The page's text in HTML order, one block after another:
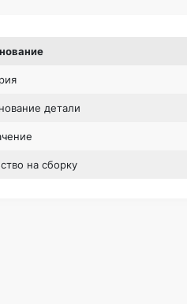
детали
на сборку